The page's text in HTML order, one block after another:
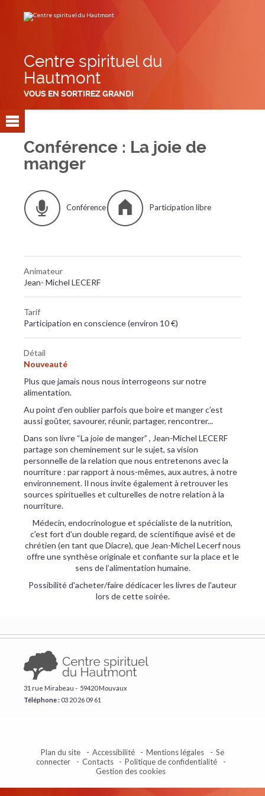
contenu.
Centre spirituel du
Hautmont
VOUS EN SORTIREZ GRANDI
Conférence : La joie de
manger
Conférence Participation libre
Animateur
Jean- Michel LECERF
Tarif
Participation en conscience (environ 10 €)
Détail
Nouveauté
Plus que jamais nous nous interrogeons sur notre
alimentation.
Au point d’en oublier parfois que boire et manger c’est
aussi goûter, savourer, réunir, partager, rencontrer...
Dans son livre “La joie de manger” , Jean-Michel LECERF
partage son cheminement sur le sujet, sa vision
personnelle de la relation que nous entretenons avec la
nourriture : par rapport à nous-mêmes, aux autres, à notre
environnement. Il nous invite également à retrouver les
sources spirituelles et culturelles de notre relation à la
nourriture.
Médecin, endocrinologue et spécialiste de la nutrition,
c’est fort d’un double regard, de scientifique avisé et de
chrétien (en tant que Diacre), que Jean-Michel Lecerf nous
offre une synthèse originale et confiante sur la place et le
sens de l’alimentation humaine.
Possibilité d'acheter/faire dédicacer les livres de l'auteur
lors de cette soirée.
31 rue Mirabeau - 59420 Mouvaux
Téléphone : ​03 20 26 09 61
Plan du site Accessibilité Mentions légales
Se
connecter
Contacts
Politique de confidentialité
Gestion des cookies